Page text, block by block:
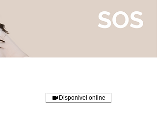
Disponível online